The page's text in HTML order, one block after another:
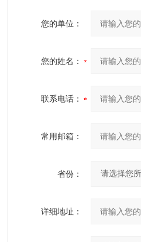
您的单位：
您的姓名：
联系电话：
常用邮箱：
省份：
详细地址：